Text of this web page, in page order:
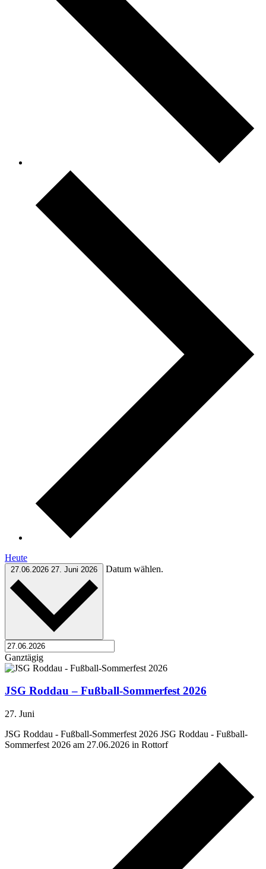
Heute
27.06.2026 27. Juni 2026 Datum wählen.
Ganztägig
JSG Roddau – Fußball-Sommerfest 2026
27. Juni
JSG Roddau - Fußball-Sommerfest 2026 JSG Roddau - Fußball-
Sommerfest 2026 am 27.06.2026 in Rottorf